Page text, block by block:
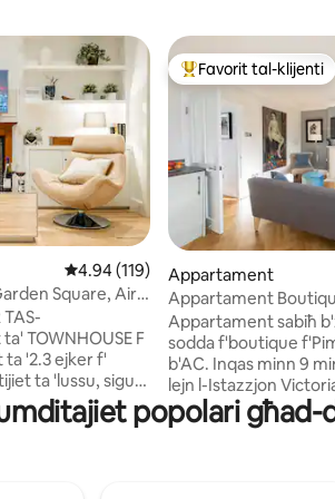
Rating medju ta' 4.94 minn 5,
4.94 (119)
Square, Air
TOWNHOUSE F
ta '2.3 ejker f'
ta 'lussu, siguri
biex iddur ma
Wieħed mill-aqwa
Favorit tal-klijenti
Appartament
Appartament
arja kkundizzjonata
Appartament sabiħ
sodda f'boutique
b'AC. Inqas minn 9
lejn l-Istazzjon
istazzjon tat-tube
ċentrali ħafna, ħdejn
popolari għad-